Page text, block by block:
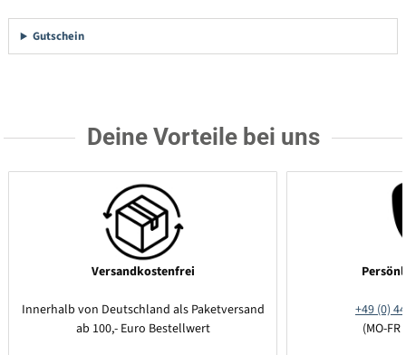
Gutschein
Deine Vorteile bei uns
Versandkostenfrei
Innerhalb von Deutschland als Paketversand
ab 100,- Euro Bestellwert
+49 (0)
(MO-